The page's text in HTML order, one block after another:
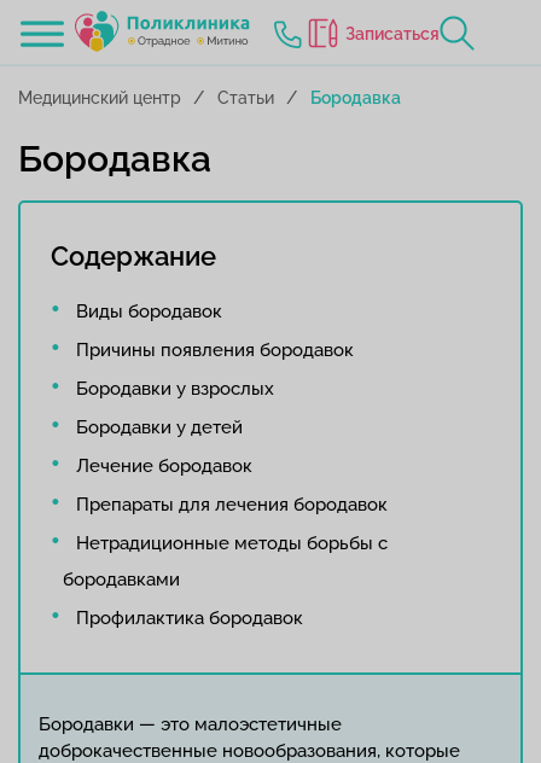
Записаться
Медицинский центр Статьи Бородавка
Бородавка
Содержание
Виды бородавок
Причины появления бородавок
Бородавки у взрослых
Бородавки у детей
Лечение бородавок
Препараты для лечения бородавок
Нетрадиционные методы борьбы с
бородавками
Профилактика бородавок
Бородавки — это малоэстетичные
доброкачественные новообразования, которые